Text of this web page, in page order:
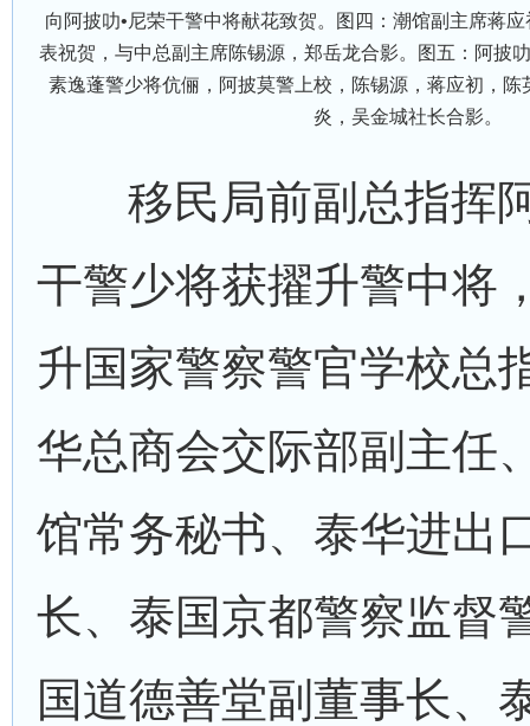
向阿披叻•尼荣干警中将献花致贺。图四：潮馆副主席蒋
表祝贺，与中总副主席陈锡源，郑岳龙合影。图五：阿披
素逸蓬警少将伉俪，阿披莫警上校，陈锡源，蒋应初，
炎，吴金城社长合影。
移民局前副总指挥阿
干警少将获擢升警中将
升国家警察警官学校总
华总商会交际部副主任
馆常务秘书、泰华进出
长、泰国京都警察监督
国道德善堂副董事长、